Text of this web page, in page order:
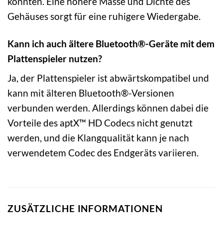
Gehäuses sorgt für eine ruhigere Wiedergabe.
Kann ich auch ältere Bluetooth®-Geräte mit dem
Plattenspieler nutzen?
Ja, der Plattenspieler ist abwärtskompatibel und
kann mit älteren Bluetooth®-Versionen
verbunden werden. Allerdings können dabei die
Vorteile des aptX™ HD Codecs nicht genutzt
werden, und die Klangqualität kann je nach
verwendetem Codec des Endgeräts variieren.
ZUSÄTZLICHE INFORMATIONEN